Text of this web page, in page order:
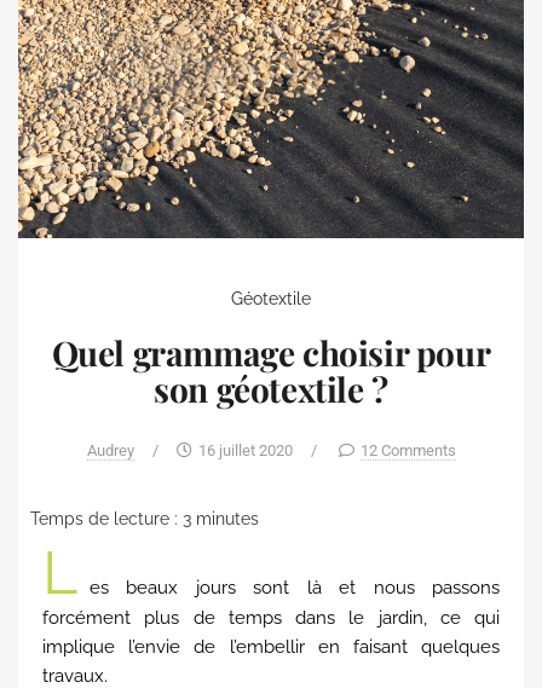
Géotextile
Quel grammage choisir pour
son géotextile ?
Audrey / 16 juillet 2020 / 12 Comments
Temps de lecture : 3 minutes
L es beaux jours sont là et nous passons
forcément plus de temps dans le jardin, ce qui
implique l’envie de l’embellir en faisant quelques
travaux.